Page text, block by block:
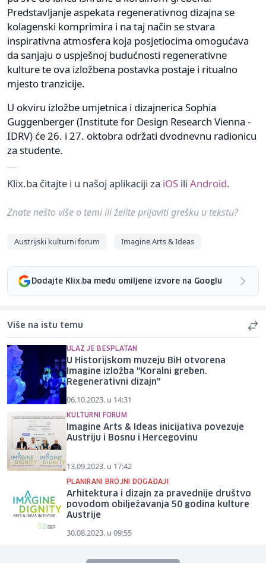
Predstavljanje aspekata regenerativnog dizajna se
kolagenski komprimira i na taj način se stvara
inspirativna atmosfera koja posjetiocima omogućava
da sanjaju o uspješnoj budućnosti regenerativne
kulture te ova izložbena postavka postaje i ritualno
mjesto tranzicije.
U okviru izložbe umjetnica i dizajnerica Sophia
Guggenberger (Institute for Design Research Vienna -
IDRV) će 26. i 27. oktobra održati dvodnevnu radionicu
za studente.
Klix.ba čitajte i u našoj aplikaciji za iOS ili Android.
Znate nešto više o temi ili želite prijaviti grešku u tekstu?
Austrijski kulturni forum Imagine Arts & Ideas
Dodajte Klix.ba među omiljene izvore na Googlu
Više na istu temu
ULAZ JE BESPLATAN
U Historijskom muzeju BiH otvorena
Imagine izložba "Koralni greben.
Regenerativni dizajn"
06.10.2023. u 14:31
KULTURNI FORUM
Imagine Arts & Ideas inicijativa povezuje
Austriju i Bosnu i Hercegovinu
13.09.2023. u 17:42
PLANIRANI BROJNI DOGAĐAJI
Arhitektura i dizajn za pravednije društvo
povodom obilježavanja 50 godina kulture
Austrije
30.08.2023. u 09:55